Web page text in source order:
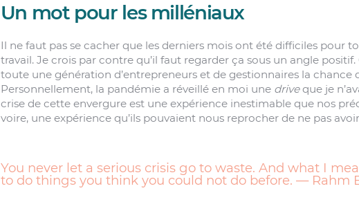
Un mot pour les milléniaux
Il ne faut pas se cacher que les derniers mois ont été difficiles pour
travail. Je crois par contre qu’il faut regarder ça sous un angle
toute une génération d’entrepreneurs et de gestionnaires la chance
Personnellement, la pandémie a réveillé en moi une driveque je
crise de cette envergure est une expérience inestimable que nos
voire, une expérience qu’ils pouvaient nous reprocher de ne pas
You never let a serious crisis go to waste. And what I
to do things you think you could not do before. — Rahm